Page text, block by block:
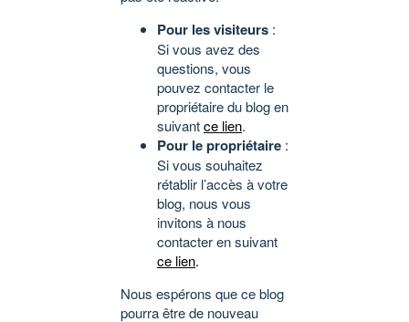
Pour les visiteurs :
Si vous avez des
questions, vous
pouvez contacter le
propriétaire du blog en
suivantce lien.
Pour le propriétaire :
Si vous souhaitez
rétablir l’accès à votre
blog, nous vous
invitons à nous
contacter en suivant
ce lien.
Nous espérons que ce blog
pourra être de nouveau